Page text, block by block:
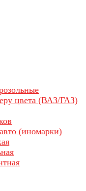
цвета (ВАЗ/ГАЗ)
(иномарки)